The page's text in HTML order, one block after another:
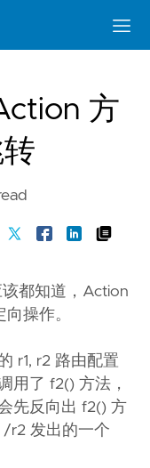
方
都知道，Action
操作。
r1, r2 路由配置
用了 f2() 方法，
先反向出 f2() 方
r2 发出的一个